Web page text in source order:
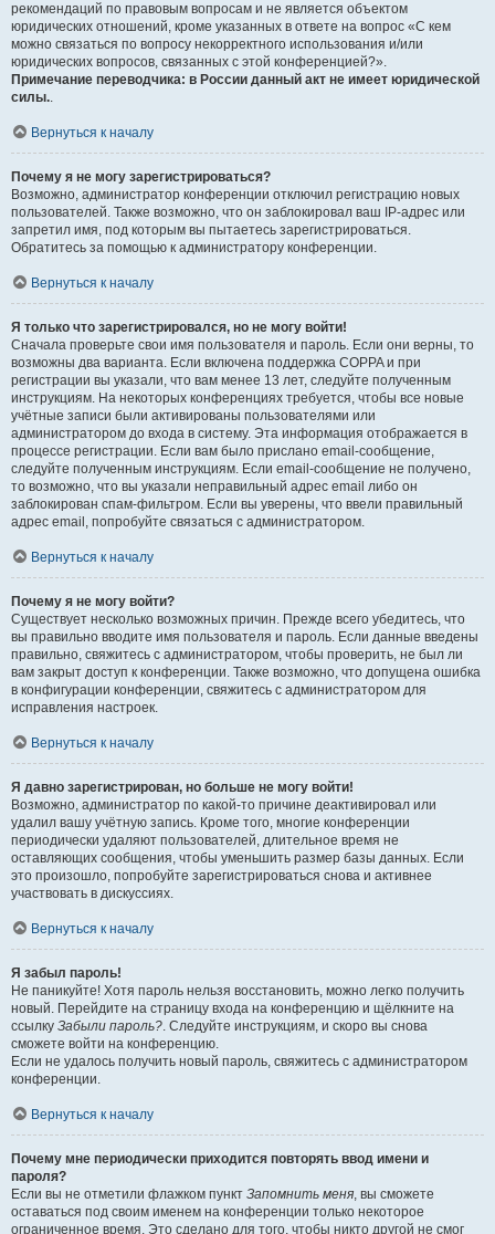
рекомендаций по правовым вопросам и не является объектом
юридических отношений, кроме указанных в ответе на вопрос «С кем
можно связаться по вопросу некорректного использования и/или
юридических вопросов, связанных с этой конференцией?».
Примечание переводчика: в России данный акт не имеет юридической
силы..
Вернуться к началу
Почему я не могу зарегистрироваться?
Возможно, администратор конференции отключил регистрацию новых
пользователей. Также возможно, что он заблокировал ваш IP-адрес или
запретил имя, под которым вы пытаетесь зарегистрироваться.
Обратитесь за помощью к администратору конференции.
Вернуться к началу
Я только что зарегистрировался, но не могу войти!
Сначала проверьте свои имя пользователя и пароль. Если они верны, то
возможны два варианта. Если включена поддержка COPPA и при
регистрации вы указали, что вам менее 13 лет, следуйте полученным
инструкциям. На некоторых конференциях требуется, чтобы все новые
учётные записи были активированы пользователями или
администратором до входа в систему. Эта информация отображается в
процессе регистрации. Если вам было прислано email-сообщение,
следуйте полученным инструкциям. Если email-сообщение не получено,
то возможно, что вы указали неправильный адрес email либо он
заблокирован спам-фильтром. Если вы уверены, что ввели правильный
адрес email, попробуйте связаться с администратором.
Вернуться к началу
Почему я не могу войти?
Существует несколько возможных причин. Прежде всего убедитесь, что
вы правильно вводите имя пользователя и пароль. Если данные введены
правильно, свяжитесь с администратором, чтобы проверить, не был ли
вам закрыт доступ к конференции. Также возможно, что допущена ошибка
в конфигурации конференции, свяжитесь с администратором для
исправления настроек.
Вернуться к началу
Я давно зарегистрирован, но больше не могу войти!
Возможно, администратор по какой-то причине деактивировал или
удалил вашу учётную запись. Кроме того, многие конференции
периодически удаляют пользователей, длительное время не
оставляющих сообщения, чтобы уменьшить размер базы данных. Если
это произошло, попробуйте зарегистрироваться снова и активнее
участвовать в дискуссиях.
Вернуться к началу
Я забыл пароль!
Не паникуйте! Хотя пароль нельзя восстановить, можно легко получить
новый. Перейдите на страницу входа на конференцию и щёлкните на
ссылку Забыли пароль?. Следуйте инструкциям, и скоро вы снова
сможете войти на конференцию.
Если не удалось получить новый пароль, свяжитесь с администратором
конференции.
Вернуться к началу
Почему мне периодически приходится повторять ввод имени и
пароля?
Если вы не отметили флажком пункт Запомнить меня, вы сможете
оставаться под своим именем на конференции только некоторое
ограниченное время. Это сделано для того, чтобы никто другой не смог